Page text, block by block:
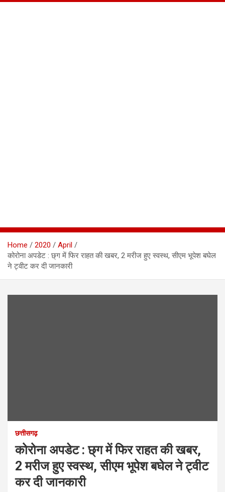
Home 2020
April
कोरोना अपडेट : छ्ग में फिर राहत की खबर, 2 मरीज हुए स्वस्थ, सीएम भूपेश बघेल
ने ट्वीट कर दी जानकारी
छत्तीसगढ़
कोरोना अपडेट : छ्ग में फिर राहत की खबर,
2 मरीज हुए स्वस्थ, सीएम भूपेश बघेल ने ट्वीट
कर दी जानकारी